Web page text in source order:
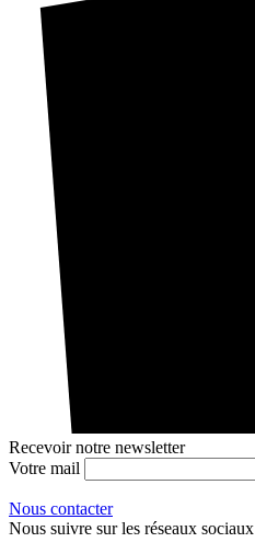
Recevoir notre newsletter
Votre mail
Nous contacter
Nous suivre sur les réseaux sociaux